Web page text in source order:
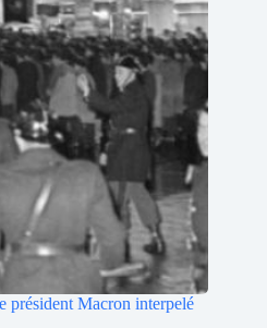
président Macron interpelé